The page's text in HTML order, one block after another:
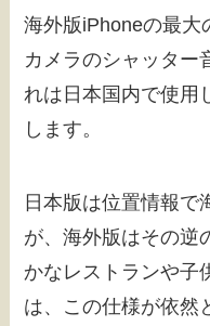
海外版iPhoneの最大
カメラのシャッター
れは日本国内で使用
します。
日本版は位置情報で
が、海外版はその逆
かなレストランや子
は、この仕様が依然